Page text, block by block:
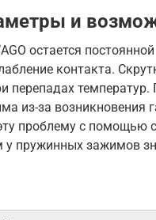
и
остается
контакта.
перепадах
из-за возникновения
проблему с помощью
у пружинных зажимов